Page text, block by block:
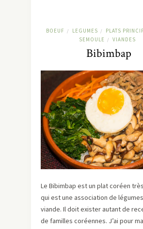
BOEUF / LEGUMES / PLATS
SEMOULE / VIANDES
Bibimbap
Le Bibimbap est un plat coréen
qui est une association de
viande. Il doit exister autant de
de familles coréennes. J’ai pour